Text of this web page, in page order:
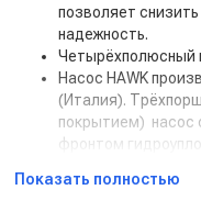
позволяет
надежность.
Четырёхполюсный
Насос HAWK
(Италия).
покрытием) насос
фронтом
Всасывающие и
Показать полностью